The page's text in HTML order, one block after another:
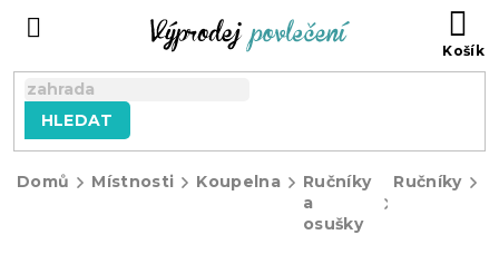
HLEDAT
Domů Místnosti Koupelna
Ručníky
a
osušky
Ručníky